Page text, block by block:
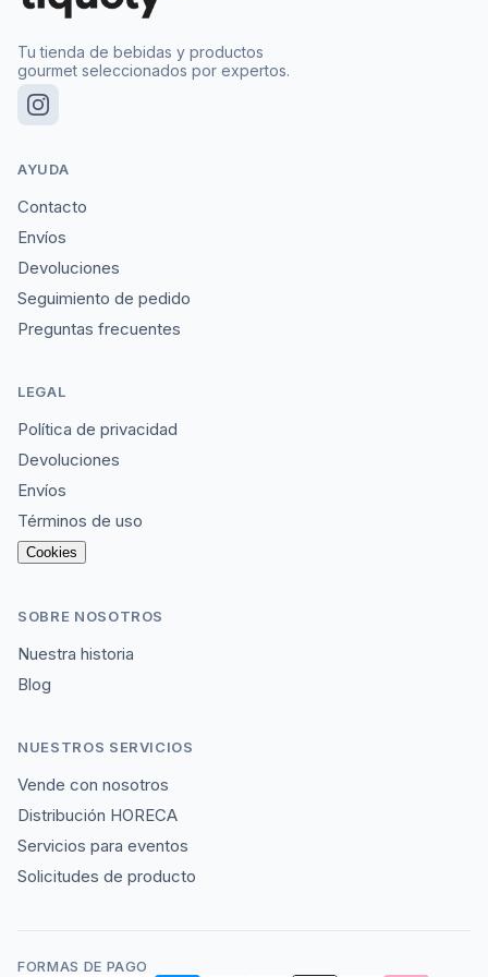
Tu tienda de bebidas y productos
gourmet seleccionados por expertos.
AYUDA
Contacto
Envíos
Devoluciones
Seguimiento de pedido
Preguntas frecuentes
LEGAL
Política de privacidad
Devoluciones
Envíos
Términos de uso
Cookies
SOBRE NOSOTROS
Nuestra historia
Blog
NUESTROS SERVICIOS
Vende con nosotros
Distribución HORECA
Servicios para eventos
Solicitudes de producto
FORMAS DE PAGO